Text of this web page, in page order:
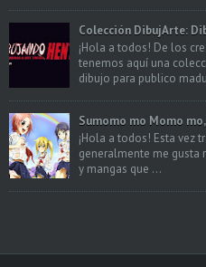
Colección DibujArte:
¡Hola a todos! De los
tenemos aquí una
dibujo para publico
Sumomo mo Momo
¡Hola a todos! Esta vez
generalmente me gusta
y mangas que ...